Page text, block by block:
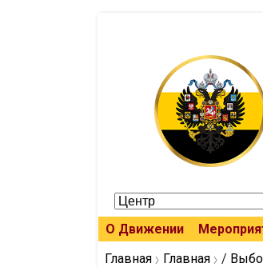
О Движении
Главная
Главная /